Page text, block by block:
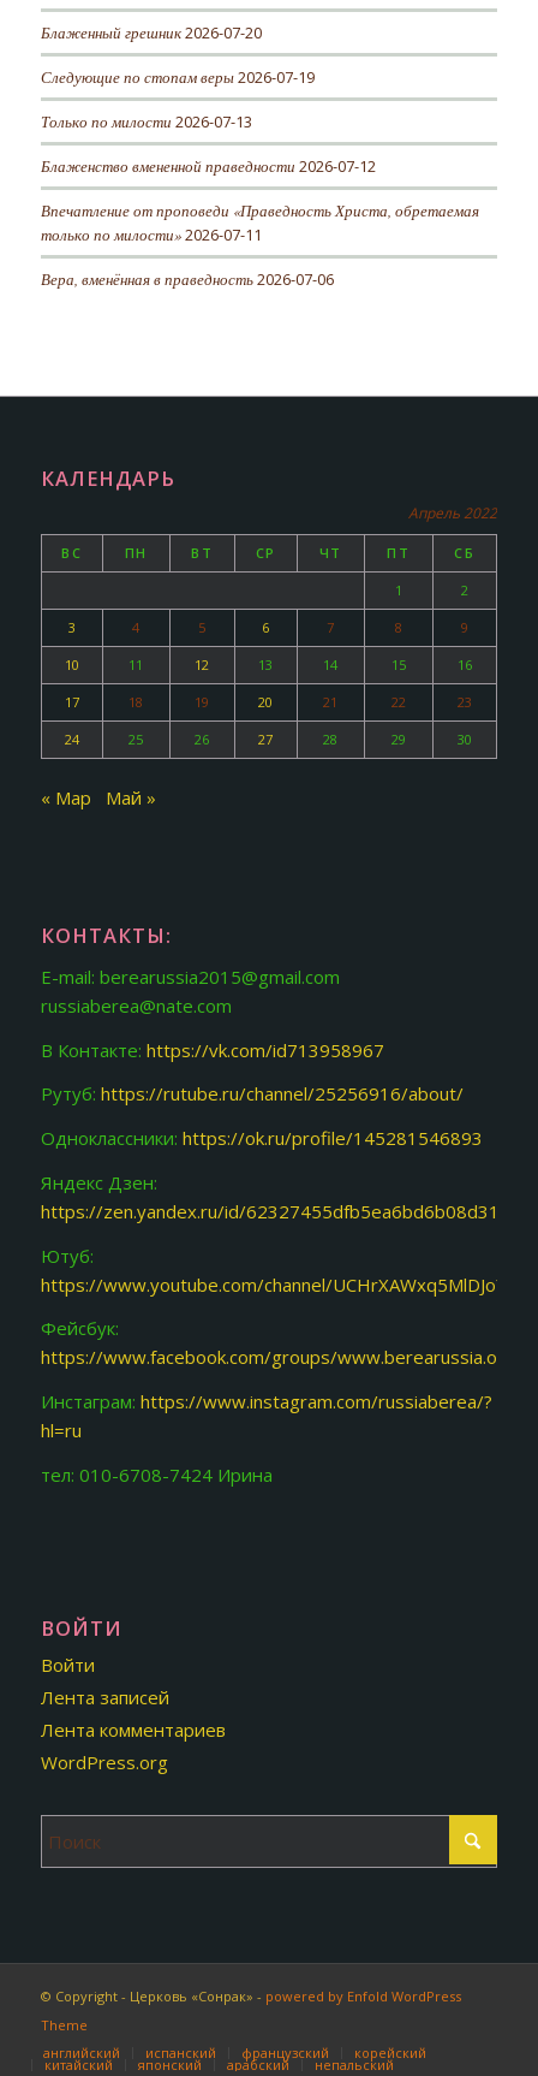
Блаженный грешник 2026-07-20
Следующие по стопам веры 2026-07-19
Только по милости 2026-07-13
Блаженство вмененной праведности 2026-07-12
Впечатление от проповеди «Праведность Христа, обретаемая
только по милости» 2026-07-11
Вера, вменённая в праведность 2026-07-06
КАЛЕНДАРЬ
Апрель 2022
ВС ПН ВТ СР ЧТ ПТ СБ
1 2
3 4 5 6 7 8 9
10 11 12 13 14 15 16
17 18 19 20 21 22 23
24 25 26 27 28 29 30
« Мар Май »
КОНТАКТЫ:
E-mail: berearussia2015@gmail.com
russiaberea@nate.com
В Контакте: https://vk.com/id713958967
Рутуб: https://rutube.ru/channel/25256916/about/
Одноклассники: https://ok.ru/profile/145281546893
Яндекс Дзен:
https://zen.yandex.ru/id/62327455dfb5ea6bd6b08d31
Ютуб:
https://www.youtube.com/channel/
Фейсбук:
https://www.facebook.com/groups/www.berearussia.org/
Инстаграм: https://www.instagram.com/russiaberea/?
hl=ru
тел: 010-6708-7424 Ирина
ВОЙТИ
Войти
Лента записей
Лента комментариев
WordPress.org
© Copyright - Церковь «Сонрак» - powered by Enfold WordPress
Theme
английский
испанский французский корейский
китайский японский арабский непальский